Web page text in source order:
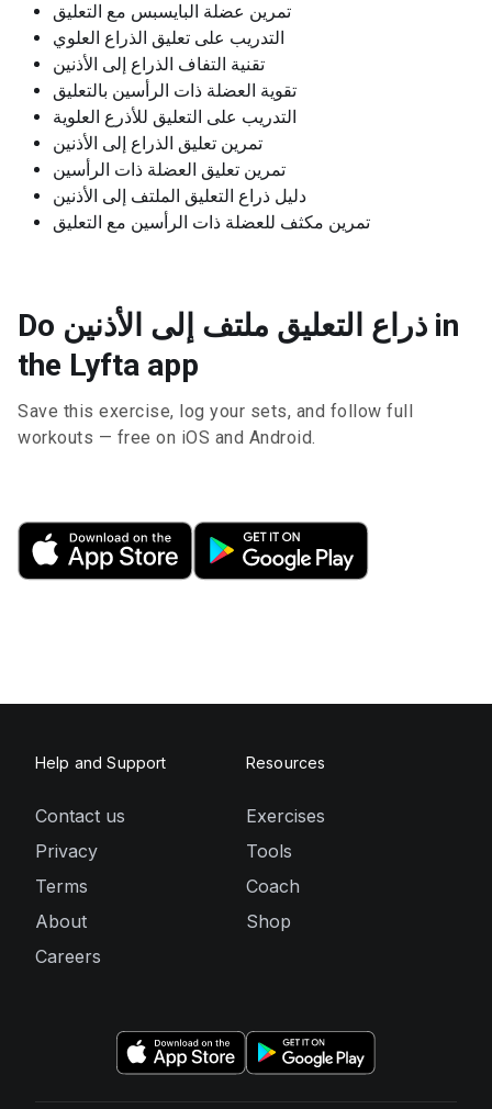
تمرين عضلة البايسبس مع التعليق
التدريب على تعليق الذراع العلوي
تقنية التفاف الذراع إلى الأذنين
تقوية العضلة ذات الرأسين بالتعليق
التدريب على التعليق للأذرع العلوية
تمرين تعليق الذراع إلى الأذنين
تمرين تعليق العضلة ذات الرأسين
دليل ذراع التعليق الملتف إلى الأذنين
تمرين مكثف للعضلة ذات الرأسين مع التعليق
Do ذراع التعليق ملتف إلى الأذنين in
the Lyfta app
Save this exercise, log your sets, and follow full
workouts — free on iOS and Android.
Help and Support
Contact us
Privacy
Terms
About
Careers
Resources
Exercises
Tools
Coach
Shop